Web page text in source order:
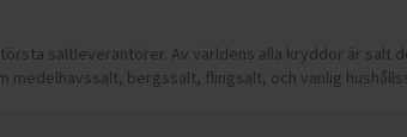
saltleverantörer. Av världens alla kryddor är salt
bergssalt, flingsalt, och vanlig